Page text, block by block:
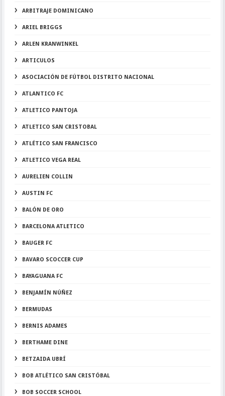
ARBITRAJE DOMINICANO
ARIEL BRIGGS
ARLEN KRANWINKEL
ARTICULOS
ASOCIACIÓN DE FÚTBOL DISTRITO NACIONAL
ATLANTICO FC
ATLETICO PANTOJA
ATLETICO SAN CRISTOBAL
ATLÉTICO SAN FRANCISCO
ATLETICO VEGA REAL
AURELIEN COLLIN
AUSTIN FC
BALÓN DE ORO
BARCELONA ATLETICO
BAUGER FC
BAVARO SCOCCER CUP
BAYAGUANA FC
BENJAMÍN NÚÑEZ
BERMUDAS
BERNIS ADAMES
BERTHAME DINE
BETZAIDA UBRÍ
BOB ATLÉTICO SAN CRISTÓBAL
BOB SOCCER SCHOOL